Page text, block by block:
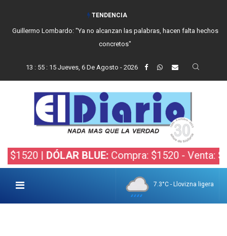
TENDENCIA
Balcarce cayó en el debut ante General Madariaga
13 : 55: 16 Jueves, 6 De Agosto - 2026
DÓLAR BLUE:Compra: $1520 - Venta: $1540 |
7.3°C - Llovizna ligera